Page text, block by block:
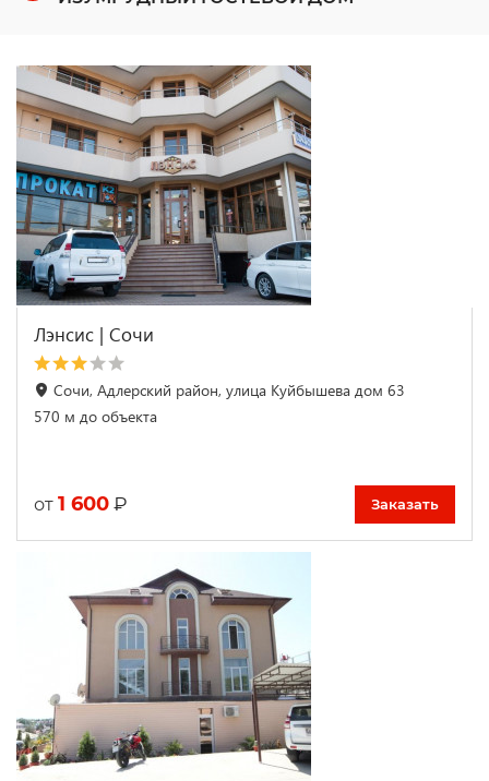
Лэнсис | Сочи
Сочи, Адлерский район, улица Куйбышева дом 63
570 м до объекта
от 1 600 ₽ Заказать